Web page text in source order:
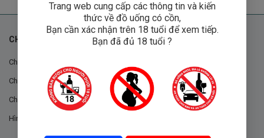
CHÍNH SÁCH
Chính sách chung
Chính sách đổi trả
Chính sách mua hàng
Hình thức thanh toán
Trang web cung cấp các thông tin và kiến
thức về đồ uống có cồn,
Bạn cần xác nhận trên 18 tuổi để xem tiếp.
Bạn đã đủ 18 tuổi ?